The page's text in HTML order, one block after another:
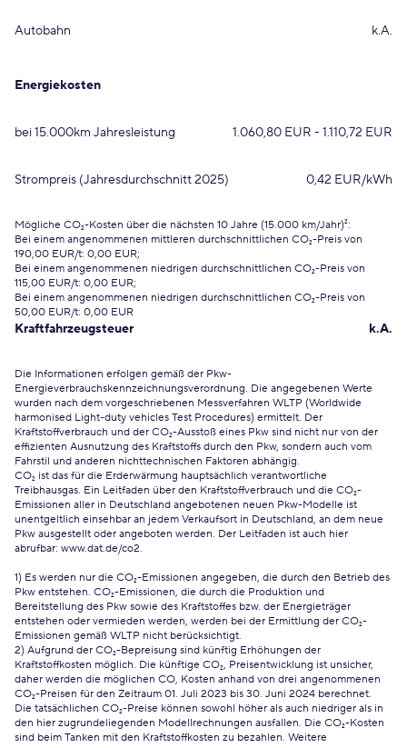
Autobahn k.A.
Energiekosten
bei 15.000km Jahresleistung 1.060,80 EUR - 1.110,72 EUR
Strompreis (Jahresdurchschnitt 2025) 0,42 EUR/kWh
Mögliche CO₂-Kosten über die nächsten 10 Jahre (15.000 km/Jahr)²:
Bei einem angenommenen mittleren durchschnittlichen CO₂-Preis von
190,00 EUR/t: 0,00 EUR;
Bei einem angenommenen niedrigen durchschnittlichen CO₂-Preis von
115,00 EUR/t: 0,00 EUR;
Bei einem angenommenen niedrigen durchschnittlichen CO₂-Preis von
50,00 EUR/t: 0,00 EUR
Kraftfahrzeugsteuer k.A.
Die Informationen erfolgen gemäß der Pkw-
Energieverbrauchskennzeichnungsverordnung. Die angegebenen Werte
wurden nach dem vorgeschriebenen Messverfahren WLTP (Worldwide
harmonised Light-duty vehicles Test Procedures) ermittelt. Der
Kraftstoffverbrauch und der CO₂-Ausstoß eines Pkw sind nicht nur von der
effizienten Ausnutzung des Kraftstoffs durch den Pkw, sondern auch vom
Fahrstil und anderen nichttechnischen Faktoren abhängig.
CO₂ ist das für die Erderwärmung hauptsächlich verantwortliche
Treibhausgas. Ein Leitfaden über den Kraftstoffverbrauch und die CO₂-
Emissionen aller in Deutschland angebotenen neuen Pkw-Modelle ist
unentgeltlich einsehbar an jedem Verkaufsort in Deutschland, an dem neue
Pkw ausgestellt oder angeboten werden. Der Leitfaden ist auch hier
abrufbar: www.dat.de/co2.
1) Es werden nur die CO₂-Emissionen angegeben, die durch den Betrieb des
Pkw entstehen. CO₂-Emissionen, die durch die Produktion und
Bereitstellung des Pkw sowie des Kraftstoffes bzw. der Energieträger
entstehen oder vermieden werden, werden bei der Ermittlung der CO₂-
Emissionen gemäß WLTP nicht berücksichtigt.
2) Aufgrund der CO₂-Bepreisung sind künftig Erhöhungen der
Kraftstoffkosten möglich. Die künftige CO₂, Preisentwicklung ist unsicher,
daher werden die möglichen CO, Kosten anhand von drei angenommenen
CO₂-Preisen für den Zeitraum 01. Juli 2023 bis 30. Juni 2024 berechnet.
Die tatsächlichen CO₂-Preise können sowohl höher als auch niedriger als in
den hier zugrundeliegenden Modellrechnungen ausfallen. Die CO₂-Kosten
sind beim Tanken mit den Kraftstoffkosten zu bezahlen. Weitere